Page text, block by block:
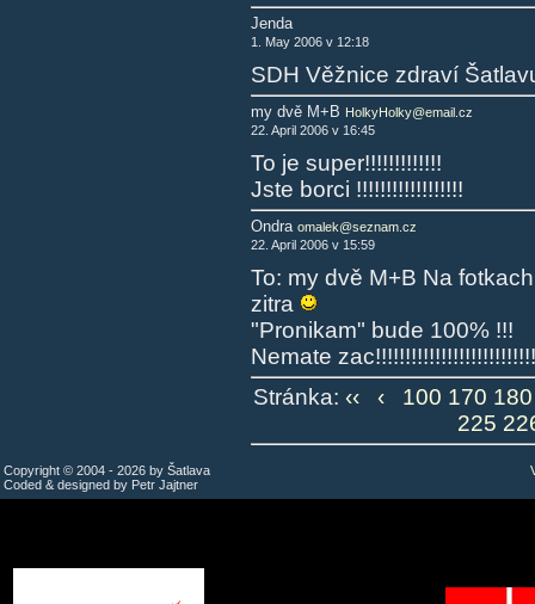
Jenda
1. May 2006 v 12:18
SDH Věžnice zdraví
my dvě M+B HolkyHolky@email.cz
22. April 2006 v 16:45
To je super!!!!!!!!!!!!!
Jste borci !!!!!!!!!!!!!!!!!!
Ondra omalek@seznam.cz
22. April 2006 v 15:59
To: my dvě M+B Na
zitra
"Pronikam" bude 100% !!!
Nemate zac!!!!!!!!!!!!!!!!!!!!!!!!!!!
Stránka: ‹‹ ‹ 100 170 180
225
Copyright © 2004 - 2026 by Šatlava
Coded & designed by Petr Jajtner